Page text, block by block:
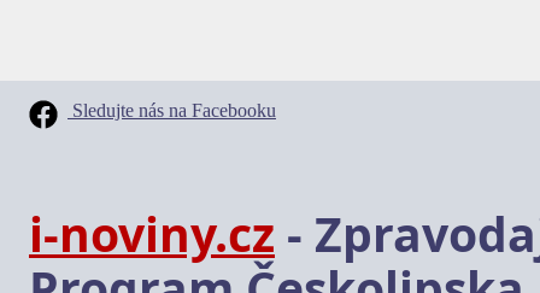
Sledujte nás na Facebooku
i-noviny.cz -